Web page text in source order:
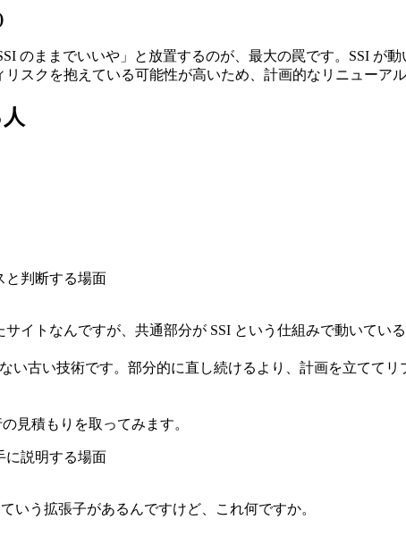
のままでいいや」と放置するのが、最大の罠です。SSI
スクを抱えている可能性が高いため、計画的なリニューア
と判断する場面
イトなんですが、共通部分が SSI という仕組みで動いている
い古い技術です。部分的に直し続けるより、計画を立てて
見積もりを取ってみます。
に説明する場面
いう拡張子があるんですけど、これ何ですか。